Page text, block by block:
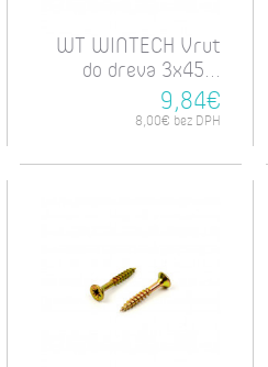
WT WINTECH Vrut
do dreva 3x45...
9,84€
8,00€ bez DPH